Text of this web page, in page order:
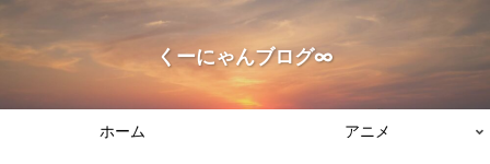
くーにゃんブログ∞
ホーム アニメ